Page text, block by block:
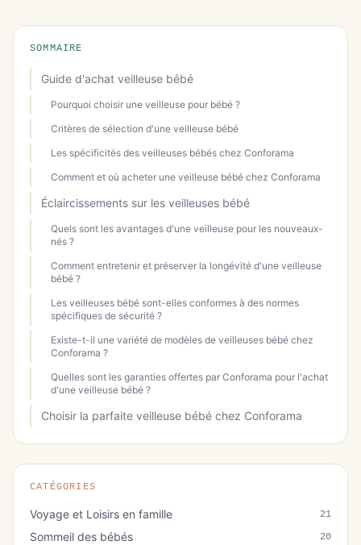
SOMMAIRE
Guide d'achat veilleuse bébé
Pourquoi choisir une veilleuse pour bébé ?
Critères de sélection d'une veilleuse bébé
Les spécificités des veilleuses bébés chez Conforama
Comment et où acheter une veilleuse bébé chez Conforama
Éclaircissements sur les veilleuses bébé
Quels sont les avantages d'une veilleuse pour les nouveaux-
nés ?
Comment entretenir et préserver la longévité d'une veilleuse
bébé ?
Les veilleuses bébé sont-elles conformes à des normes
spécifiques de sécurité ?
Existe-t-il une variété de modèles de veilleuses bébé chez
Conforama ?
Quelles sont les garanties offertes par Conforama pour l'achat
d'une veilleuse bébé ?
Choisir la parfaite veilleuse bébé chez Conforama
CATÉGORIES
Voyage et Loisirs en famille 21
Sommeil des bébés 20